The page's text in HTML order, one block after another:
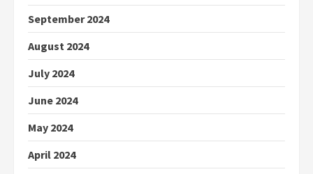
September 2024
August 2024
July 2024
June 2024
May 2024
April 2024